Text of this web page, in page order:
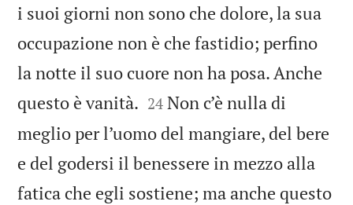
i suoi giorni non sono che dolore, la sua
occupazione non è che fastidio; perfino
la notte il suo cuore non ha posa. Anche
questo è vanità. 

24 Non c’è nulla di
meglio per l’uomo del mangiare, del bere
e del godersi il benessere in mezzo alla
fatica che egli sostiene; ma anche questo